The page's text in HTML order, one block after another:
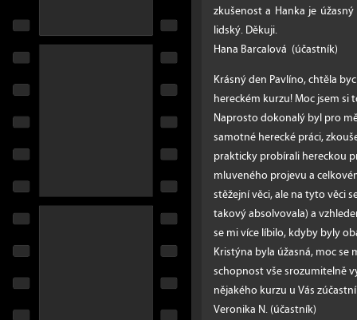
zkušenost a Hanka je
lidský. Děkuji.
Hana Barcalová (účastník)
Krásný den Pavlíno, chtěla
hereckém kurzu! Moc jsem si
Naprosto dokonalý byl pro
samotné herecké práci,
prakticky probírali hereckou
mluveného projevu a
stěžejní věci, ale na tyto věci
takový absolvovala) a
se mi více líbilo, kdyby byly
Kristýna byla úžasná, moc
schopnost vše srozumitelně
nějakého kurzu u Vás
Veronika N. (účastník)